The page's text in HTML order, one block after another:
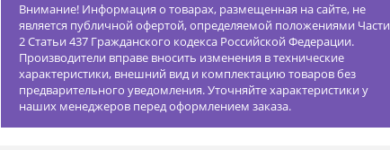
Внимание! Информация о товарах, размещенная на сайте, не
является публичной офертой, определяемой положениями Части
2 Статьи 437 Гражданского кодекса Российской Федерации.
Производители вправе вносить изменения в технические
характеристики, внешний вид и комплектацию товаров без
предварительного уведомления. Уточняйте характеристики у
наших менеджеров перед оформлением заказа.